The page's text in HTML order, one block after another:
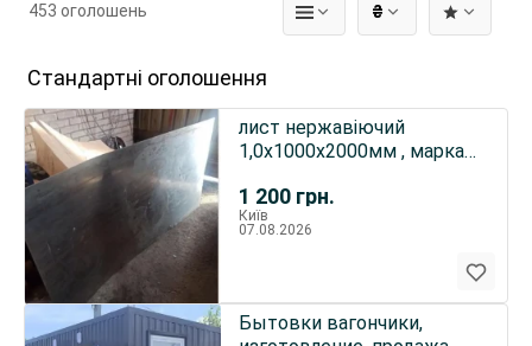
₴
453 оголошень
Стандартні оголошення
1 200 грн.
лист нержавіючий
1,0х1000х2000мм , марка
Київ
07.08.2026
Бытовки вагончики,